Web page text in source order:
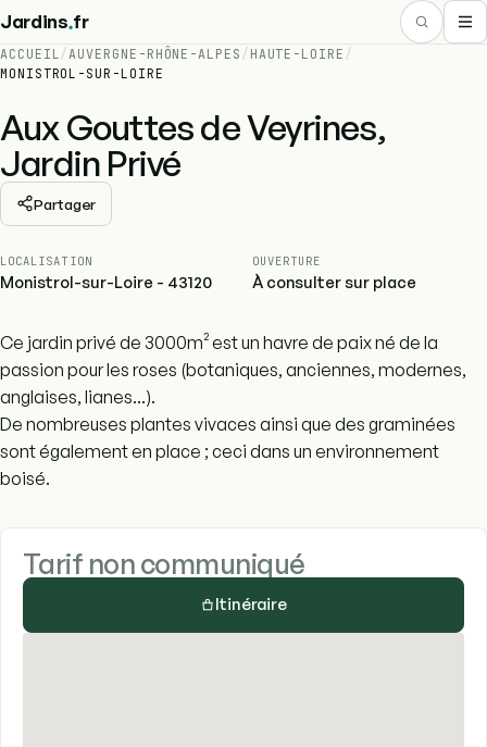
Jardins.fr
ACCUEIL/AUVERGNE-RHÔNE-ALPES / HAUTE-LOIRE /
MONISTROL-SUR-LOIRE
Aux Gouttes de Veyrines,
Jardin Privé
Partager
LOCALISATION
Monistrol-sur-Loire - 43120
OUVERTURE
À consulter sur place
Ce jardin privé de 3000m² est un havre de paix né de la
passion pour les roses (botaniques, anciennes, modernes,
anglaises, lianes...).
De nombreuses plantes vivaces ainsi que des graminées
sont également en place ; ceci dans un environnement
boisé.
Tarif non communiqué
Itinéraire